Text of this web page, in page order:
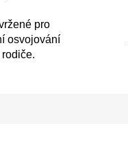
pro
osvojování